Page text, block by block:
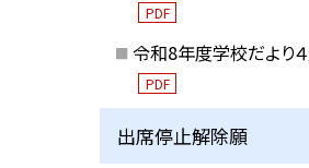
PDF
令和8年度学校だより
PDF
出席停止解除願